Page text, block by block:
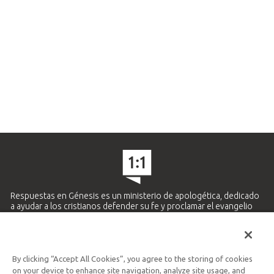
Respuestas en Génesis es un ministerio de apologética, dedicado
a ayudar a los cristianos defender su fe y proclamar el evangelio
Ministerio Hispano y Latinoamericano
By clicking “Accept All Cookies”, you agree to the storing of cookies
on your device to enhance site navigation, analyze site usage, and